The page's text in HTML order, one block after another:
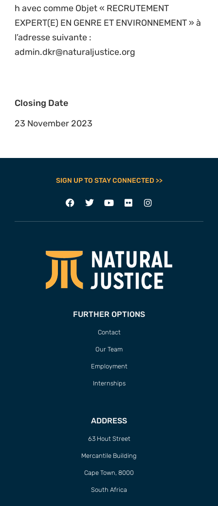
h avec comme Objet « RECRUTEMENT
EXPERT(E) EN GENRE ET ENVIRONNEMENT » à
l’adresse suivante :
admin.dkr@naturaljustice.org
Closing Date
23 November 2023
SIGN UP TO STAY CONNECTED >>
FURTHER OPTIONS
Contact
Our Team
Employment
Internships
ADDRESS
63 Hout Street
Mercantile Building
Cape Town, 8000
South Africa